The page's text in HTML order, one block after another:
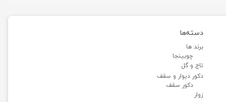
دسته‌ها
برند ها
چوبینجا
تاج و گل
دکور دیوار و سقف
دکور سقف
زوار